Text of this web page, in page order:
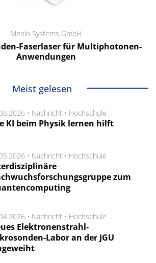
Menlo Systems GmbH
Faserlaser für Multiphotonen-
Anwendungen
Meist gelesen
• Nachricht • Hochschule
KI beim Physik lernen hilft
• Nachricht • Hochschule
zum
• Nachricht • Hochschule
Elektronenstrahl-
Labor an der JGU